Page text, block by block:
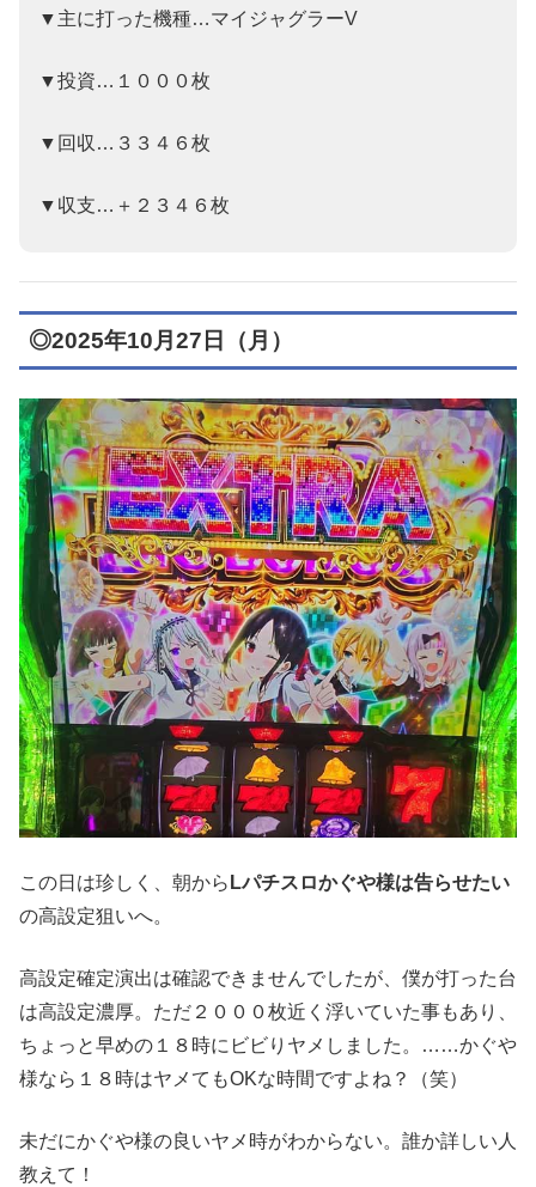
▼主に打った機種…マイジャグラーV
▼投資…１０００枚
▼回収…３３４６枚
▼収支… ＋２３４６枚
◎2025年10月27日（月）
この日は珍しく、朝から Lパチスロかぐや様は告らせたい
の高設定狙いへ。
高設定確定演出は確認できませんでしたが、僕が打った台
は高設定濃厚。ただ２０００枚近く浮いていた事もあり、
ちょっと早めの１８時にビビりヤメしました。……かぐや
様なら１８時はヤメてもOKな時間ですよね？（笑）
未だにかぐや様の良いヤメ時がわからない。誰か詳しい人
教えて！